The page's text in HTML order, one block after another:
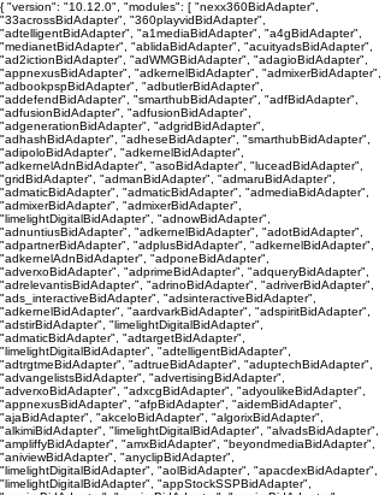
{ "version": "10.12.0", "modules": [ "nexx360BidAdapter",
"33acrossBidAdapter", "360playvidBidAdapter",
"adtelligentBidAdapter", "a1mediaBidAdapter", "a4gBidAdapter",
"medianetBidAdapter", "ablidaBidAdapter", "acuityadsBidAdapter",
"ad2ictionBidAdapter", "adWMGBidAdapter", "adagioBidAdapter",
"appnexusBidAdapter", "adkernelBidAdapter", "admixerBidAdapter",
"adbookpspBidAdapter", "adbutlerBidAdapter",
"addefendBidAdapter", "smarthubBidAdapter", "adfBidAdapter",
"adfusionBidAdapter", "adfusionBidAdapter",
"adgenerationBidAdapter", "adgridBidAdapter",
"adhashBidAdapter", "adheseBidAdapter", "smarthubBidAdapter",
"adipoloBidAdapter", "adkernelBidAdapter",
"adkernelAdnBidAdapter", "asoBidAdapter", "luceadBidAdapter",
"gridBidAdapter", "admanBidAdapter", "admaruBidAdapter",
"admaticBidAdapter", "admaticBidAdapter", "admediaBidAdapter",
"admixerBidAdapter", "admixerBidAdapter",
"limelightDigitalBidAdapter", "adnowBidAdapter",
"adnuntiusBidAdapter", "adkernelBidAdapter", "adotBidAdapter",
"adpartnerBidAdapter", "adplusBidAdapter", "adkernelBidAdapter",
"adkernelAdnBidAdapter", "adponeBidAdapter",
"adverxoBidAdapter", "adprimeBidAdapter", "adqueryBidAdapter",
"adrelevantisBidAdapter", "adrinoBidAdapter", "adriverBidAdapter",
"ads_interactiveBidAdapter", "adsinteractiveBidAdapter",
"adkernelBidAdapter", "aardvarkBidAdapter", "adspiritBidAdapter",
"adstirBidAdapter", "limelightDigitalBidAdapter",
"admaticBidAdapter", "adtargetBidAdapter",
"limelightDigitalBidAdapter", "adtelligentBidAdapter",
"adtrgtmeBidAdapter", "adtrueBidAdapter", "aduptechBidAdapter",
"advangelistsBidAdapter", "advertisingBidAdapter",
"adverxoBidAdapter", "adxcgBidAdapter", "adyoulikeBidAdapter",
"appnexusBidAdapter", "afpBidAdapter", "aidemBidAdapter",
"ajaBidAdapter", "akceloBidAdapter", "algorixBidAdapter",
"alkimiBidAdapter", "limelightDigitalBidAdapter", "alvadsBidAdapter",
"ampliffyBidAdapter", "amxBidAdapter", "beyondmediaBidAdapter",
"aniviewBidAdapter", "anyclipBidAdapter",
"limelightDigitalBidAdapter", "aolBidAdapter", "apacdexBidAdapter",
"limelightDigitalBidAdapter", "appStockSSPBidAdapter",